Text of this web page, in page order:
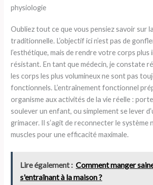
physiologie
Oubliez tout ce que vous pensiez savoir sur
traditionnelle. L’objectif ici n’est pas de
l’esthétique, mais de rendre votre corps plus
résistant. En tant que médecin, je constate
les corps les plus volumineux ne sont pas
fonctionnels. L’entraînement fonctionnel
organisme aux activités de la vie réelle :
soulever un enfant, ou simplement se lever
grimacer. Il s’agit de reconnecter le système
muscles pour une efficacité maximale.
Lire également : Comment manger
s'entraînant à la maison ?